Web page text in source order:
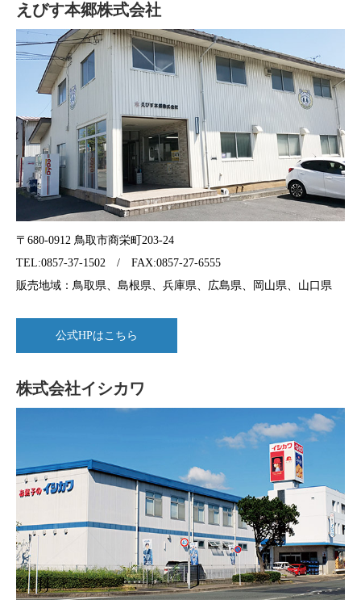
えびす本郷株式会社
〒680-0912 鳥取市商栄町203-24
TEL:0857-37-1502 / FAX:0857-27-6555
販売地域：鳥取県、島根県、兵庫県、広島県、岡山県、山口県
公式HPはこちら
株式会社イシカワ